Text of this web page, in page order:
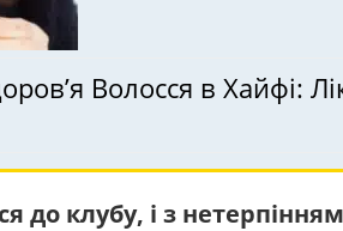
Волосся в Хайфі:
клубу, і з